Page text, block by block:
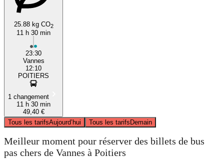
25.88 kg CO2
11 h 30 min
23:30
Vannes
12:10
POITIERS
1 changement
11 h 30 min
49,40 €
Tous les tarifsAujourd’hui Tous les tarifsDemain
Meilleur moment pour réserver des billets de bus
pas chers de Vannes à Poitiers